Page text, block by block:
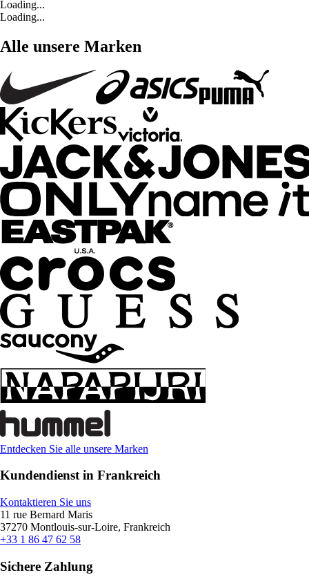
Loading...
Loading...
Alle unsere Marken
Entdecken Sie alle unsere Marken
Kundendienst in Frankreich
Kontaktieren Sie uns
11 rue Bernard Maris
37270 Montlouis-sur-Loire, Frankreich
+33 1 86 47 62 58
Sichere Zahlung